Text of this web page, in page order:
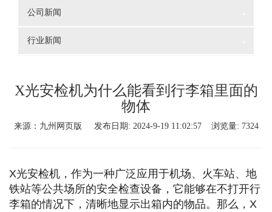
公司新闻
行业新闻
X光安检机为什么能看到行李箱里面的
物体
来源：九州网页版 发布日期: 2024-9-19 11:02:57 浏览量: 7324
X光安检机，作为一种广泛应用于机场、火车站、地
铁站等公共场所的安全检查设备，它能够在不打开行
李箱的情况下，清晰地显示出箱内的物品。那么，X